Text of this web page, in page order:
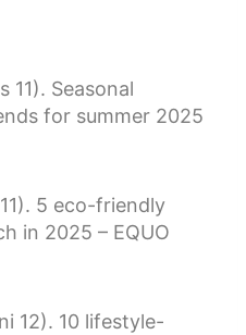
11). Seasonal
for summer 2025
5 eco-friendly
in 2025 – EQUO
12). 10 lifestyle-